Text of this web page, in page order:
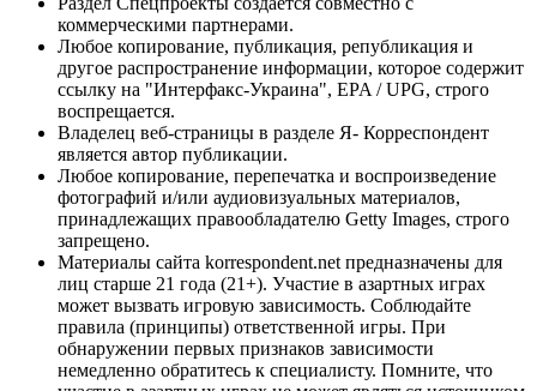
коммерческими партнерами.
Любое копирование, публикация, републикация и
другое распространение информации, которое содержит
ссылку на "Интерфакс-Украина", EPA / UPG, строго
воспрещается.
Владелец веб-страницы в разделе Я- Корреспондент
является автор публикации.
Любое копирование, перепечатка и воспроизведение
фотографий и/или аудиовизуальных материалов,
принадлежащих правообладателю Getty Images, строго
запрещено.
Материалы сайта korrespondent.net предназначены для
лиц старше 21 года (21+). Участие в азартных играх
может вызвать игровую зависимость. Соблюдайте
правила (принципы) ответственной игры. При
обнаружении первых признаков зависимости
немедленно обратитесь к специалисту. Помните, что